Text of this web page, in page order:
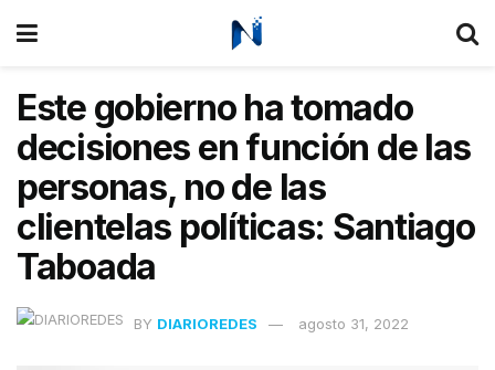
Este gobierno ha tomado
decisiones en función de las
personas, no de las
clientelas políticas: Santiago
Taboada
BY DIARIOREDES agosto 31, 2022